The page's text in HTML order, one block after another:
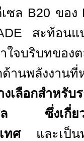
ซล B20 ของ
สะท้อนแ
ใจบริบทของ
ด้านพลังงาน
งเลือกสำหรั
ล ซึ่งเกี่ยว
ทศและเป็นท